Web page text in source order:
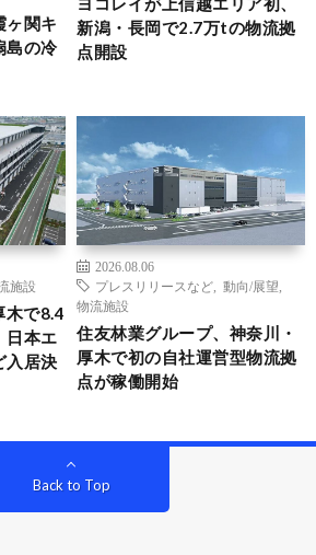
ヶ関キ
島の冷
新潟・長岡で2.7万tの物流拠
点開設
施設
木で8.4
日本エ
入居決
2026.08.06
プレスリリースなど
動向/展望
物流施設
住友林業グループ、神奈川・
厚木で初の自社運営型物流拠
点が稼働開始
Back to Top